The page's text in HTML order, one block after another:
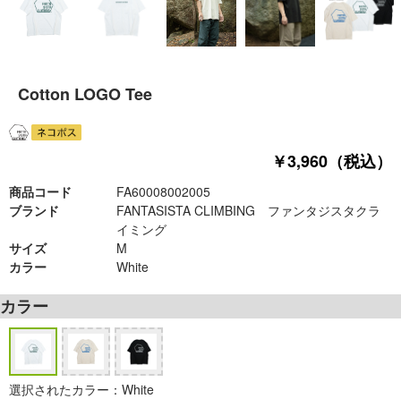
Cotton LOGO Tee
￥3,960（税込）
商品コード
FA60008002005
ブランド
FANTASISTA CLIMBING ファンタジスタクラ
イミング
サイズ
M
カラー
White
カラー
選択されたカラー：White